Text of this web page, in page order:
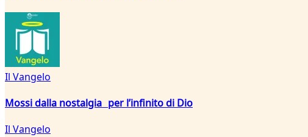
Il Vangelo
Mossi dalla nostalgia per l’infinito di Dio
Il Vangelo